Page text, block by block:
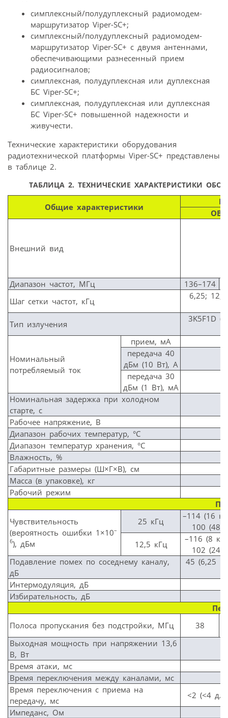
симплексный/полудуплексный радиомодем-
маршрутизатор Viper-SC+;
симплексный/полудуплексный радиомодем-
маршрутизатор Viper-SC+ с двумя антеннами,
обеспечивающими разнесенный прием
радиосигналов;
симплексная, полудуплексная или дуплексная
БС Viper-SC+;
симплексная, полудуплексная или дуплексная
БС Viper-SC+ повышенной надежности и
живучести.
Технические характеристики оборудования
радиотехнической платформы Viper-SC+ представлены
в таблице 2.
ТАБЛИЦА 2. ТЕХНИЧЕСКИЕ ХАРАКТЕРИСТИКИ
Общие характеристики
ОВЧ
Внешний вид
Диапазон частот, МГц 136–174
Шаг сетки частот, кГц
6,25;
Тип излучения
3K5F1D
Номинальный
потребляемый ток
прием, мА
передача 40
дБм (10 Вт), А
передача 30
дБм (1 Вт), мА
Номинальная задержка при холодном
старте, с
Рабочее напряжение, В
Диапазон рабочих температур, °C
Диапазон температур хранения, °C
Влажность, %
Габаритные размеры (Ш×Г×В), см
Масса (в упаковке), кг
Рабочий режим
Чувствительность
(вероятность ошибки 1×10–
6), дБм
25 кГц
–114 (16
100 (48
12,5 кГц
–116 (8
102 (24
Подавление помех по соседнему каналу,
дБ
45 (6,25
Интермодуляция, дБ
Избирательность, дБ
Полоса пропускания без подстройки, МГц
38
Выходная мощность при напряжении 13,6
В, Вт
Время атаки, мс
Время переключения между каналами, мс
Время переключения с приема на
передачу, мс
<2 (<4
Импеданс, Ом